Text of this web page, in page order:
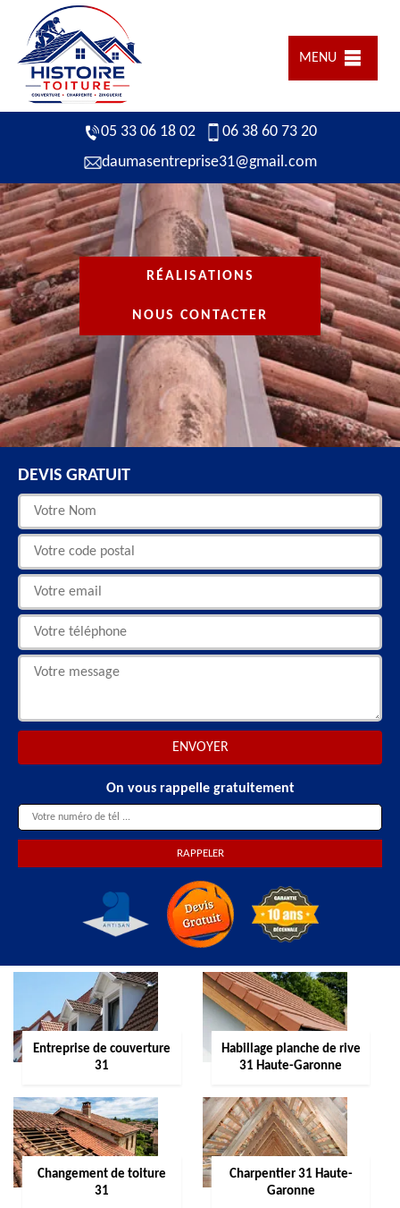
MENU
05 33 06 18 02
06 38 60 73 20
daumasentreprise31@gmail.com
RÉALISATIONS
NOUS CONTACTER
DEVIS GRATUIT
On vous rappelle gratuitement
Entreprise de couverture
31
Habillage planche de rive
31 Haute-Garonne
Changement de toiture
31
Charpentier 31 Haute-
Garonne